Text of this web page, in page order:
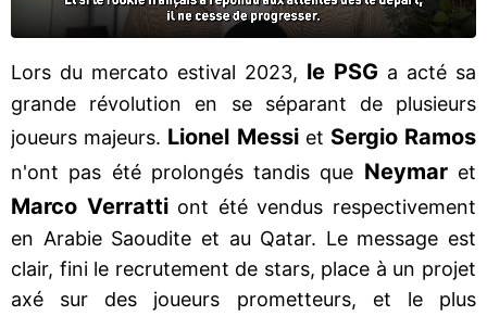
Lors du mercato estival 2023, le PSG a acté sa
grande révolution en se séparant de plusieurs
joueurs majeurs. Lionel Messiet Sergio Ramos
n'ont pas été prolongés tandis que Neymaret
Marco Verrattiont été vendus respectivement
en Arabie Saoudite et au Qatar. Le message est
clair, fini le recrutement de stars, place à un projet
axé sur des joueurs prometteurs, et le plus